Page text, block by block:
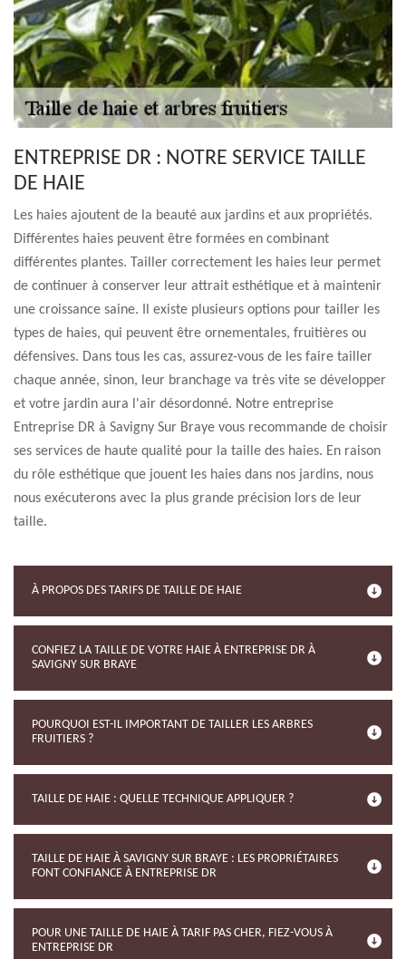
ENTREPRISE DR : NOTRE SERVICE TAILLE
DE HAIE
Les haies ajoutent de la beauté aux jardins et aux propriétés.
Différentes haies peuvent être formées en combinant
différentes plantes. Tailler correctement les haies leur permet
de continuer à conserver leur attrait esthétique et à maintenir
une croissance saine. Il existe plusieurs options pour tailler les
types de haies, qui peuvent être ornementales, fruitières ou
défensives. Dans tous les cas, assurez-vous de les faire tailler
chaque année, sinon, leur branchage va très vite se développer
et votre jardin aura l'air désordonné. Notre entreprise
Entreprise DR à Savigny Sur Braye vous recommande de choisir
ses services de haute qualité pour la taille des haies. En raison
du rôle esthétique que jouent les haies dans nos jardins, nous
nous exécuterons avec la plus grande précision lors de leur
taille.
À PROPOS DES TARIFS DE TAILLE DE HAIE
CONFIEZ LA TAILLE DE VOTRE HAIE À ENTREPRISE DR À
SAVIGNY SUR BRAYE
POURQUOI EST-IL IMPORTANT DE TAILLER LES ARBRES
FRUITIERS ?
TAILLE DE HAIE : QUELLE TECHNIQUE APPLIQUER ?
TAILLE DE HAIE À SAVIGNY SUR BRAYE : LES PROPRIÉTAIRES
FONT CONFIANCE À ENTREPRISE DR
POUR UNE TAILLE DE HAIE À TARIF PAS CHER, FIEZ-VOUS À
ENTREPRISE DR